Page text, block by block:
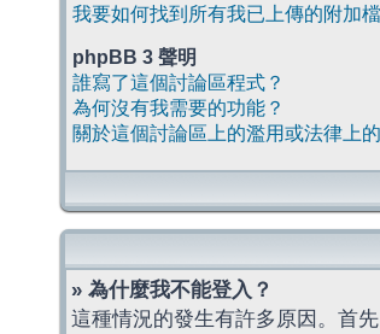
我要如何找到所有我已上傳的附加
phpBB 3 聲明
誰寫了這個討論區程式？
為何沒有我需要的功能？
關於這個討論區上的濫用或法律上
» 為什麼我不能登入？
這種情況的發生有許多原因。首